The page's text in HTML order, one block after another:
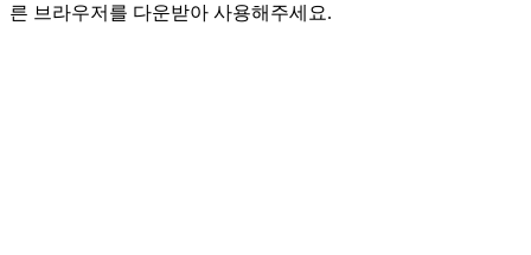
른 브라우저를 다운받아 사용해주세요.